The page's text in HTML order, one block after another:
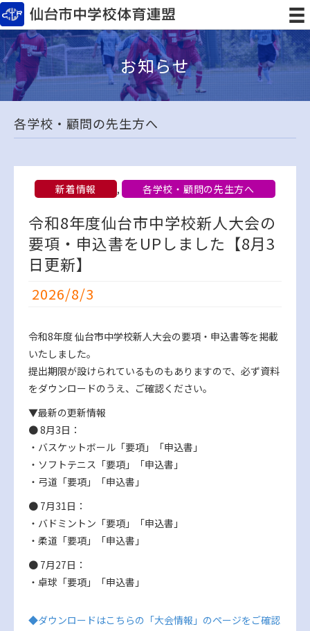
お知らせ
各学校・顧問の先生方へ
新着情報 , 各学校・顧問の先生方へ
令和8年度仙台市中学校新人大会の
要項・申込書をUPしました【8月3
日更新】
2026/8/3
令和8年度 仙台市中学校新人大会の要項・申込書等を掲載
いたしました。
提出期限が設けられているものもありますので、必ず資料
をダウンロードのうえ、ご確認ください。
▼最新の更新情報
● 8月3日：
・バスケットボール「要項」「申込書」
・ソフトテニス「要項」「申込書」
・弓道「要項」「申込書」
● 7月31日：
・バドミントン「要項」「申込書」
・柔道「要項」「申込書」
● 7月27日：
・卓球「要項」「申込書」
◆ダウンロードはこちらの「大会情報」のページをご確認